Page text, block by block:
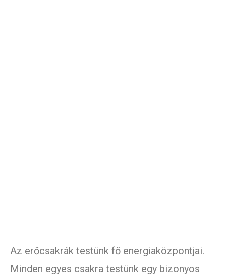
Az erőcsakrák testünk fő energiaközpontjai.
Minden egyes csakra testünk egy bizonyos